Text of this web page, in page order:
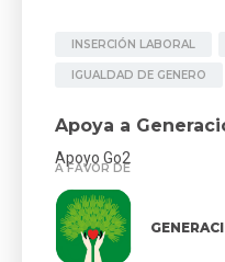
INSERCIÓN LABORAL
IGUALDAD DE GENERO
Apoya a
Apoyo Go2
A FAVOR DE